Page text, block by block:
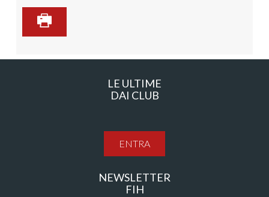
LE ULTIME
DAI CLUB
ENTRA
NEWSLETTER
FIH